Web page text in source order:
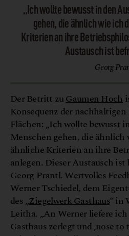
„Ich wollte bewusst in den
gehen, die ähnlich wie ich
Kriterien an ihre
Austausch ist
Georg
Der Betritt zuGaumen Hoch
Konsequenz der
Flächen: „Ich wollte bewusst
Menschen gehen, die ähnlich
ähnliche Kriterien an ihre
anlegen. Dieser Austausch
Georg Prantl. Wertvolles
Werner Tschiedel, dem
des „Ziegelwerk Gasthaus“ in
Leitha. „An Werner liefere
Gasthaus zerlegt und ‚nose to